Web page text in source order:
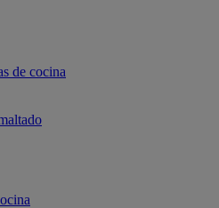
de cocina